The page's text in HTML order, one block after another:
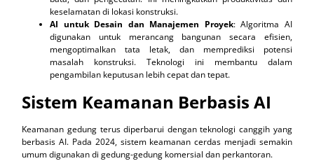
keselamatan di lokasi konstruksi.
AI untuk Desain dan Manajemen Proyek: Algoritma AI
digunakan untuk merancang bangunan secara efisien,
mengoptimalkan tata letak, dan memprediksi potensi
masalah konstruksi. Teknologi ini membantu dalam
pengambilan keputusan lebih cepat dan tepat.
Sistem Keamanan Berbasis AI
Keamanan gedung terus diperbarui dengan teknologi canggih yang
berbasis AI. Pada 2024, sistem keamanan cerdas menjadi semakin
umum digunakan di gedung-gedung komersial dan perkantoran.